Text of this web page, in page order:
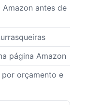
antes de
página Amazon
orçamento e